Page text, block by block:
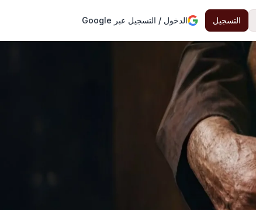
التسجيل الدخول / التسجيل عبر Google